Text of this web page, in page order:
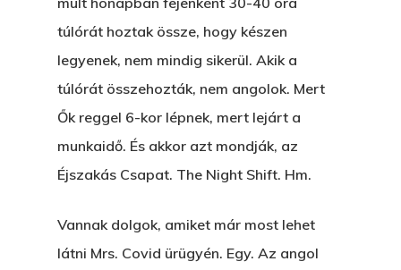
túlórát hoztak össze, hogy készen
legyenek, nem mindig sikerül. Akik a
túlórát összehozták, nem angolok. Mert
Ők reggel 6-kor lépnek, mert lejárt a
munkaidő. És akkor azt mondják, az
Éjszakás Csapat. The Night Shift. Hm.
Vannak dolgok, amiket már most lehet
látni Mrs. Covid ürügyén. Egy. Az angol
Bolt